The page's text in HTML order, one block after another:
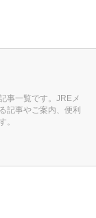
事一覧です。JREメ
記事やご案内、便利
。